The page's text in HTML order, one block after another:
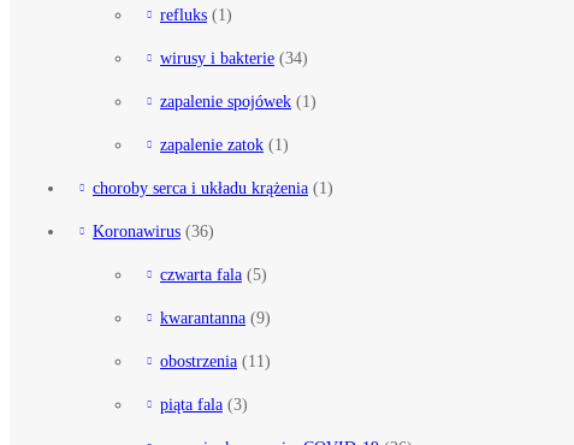
refluks (1)
wirusy i bakterie (34)
zapalenie spojówek (1)
zapalenie zatok (1)
choroby serca i układu krążenia (1)
Koronawirus (36)
czwarta fala (5)
kwarantanna (9)
obostrzenia (11)
piąta fala (3)